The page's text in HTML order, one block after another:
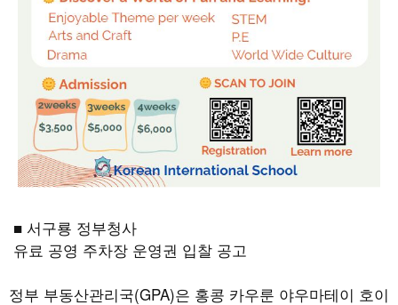
■ 서구룡 정부청사
유료 공영 주차장 운영권 입찰 공고
정부 부동산관리국(GPA)은 홍콩 카우룬 야우마테이 호이